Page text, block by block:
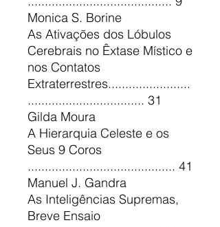
Monica S. Borine
As Ativações dos Lóbulos
Cerebrais no Êxtase Místico e
nos Contatos
Extraterrestres........................
.................................. 31
Gilda Moura
A Hierarquia Celeste e os
Seus 9 Coros
........................................... 41
Manuel J. Gandra
As Inteligências Supremas,
Breve Ensaio